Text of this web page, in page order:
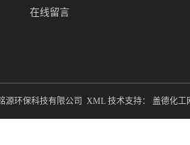
在线留言
源环保科技有限公司 XML 技术支持： 盖德化工